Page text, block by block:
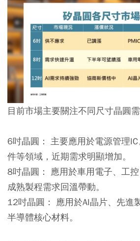
目前市場主要關注不同尺寸晶圓需
6吋晶圓： 主要應用於電源管理
件等領域，近期需求明顯增加。
8吋晶圓：
應用於車用電子、工
成熟製程需求回溫帶動。
12吋晶圓： 應用於AI晶片、先進
半導體核心材料。